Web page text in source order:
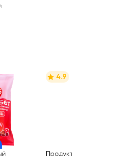
4.9
Продукт йогуртный